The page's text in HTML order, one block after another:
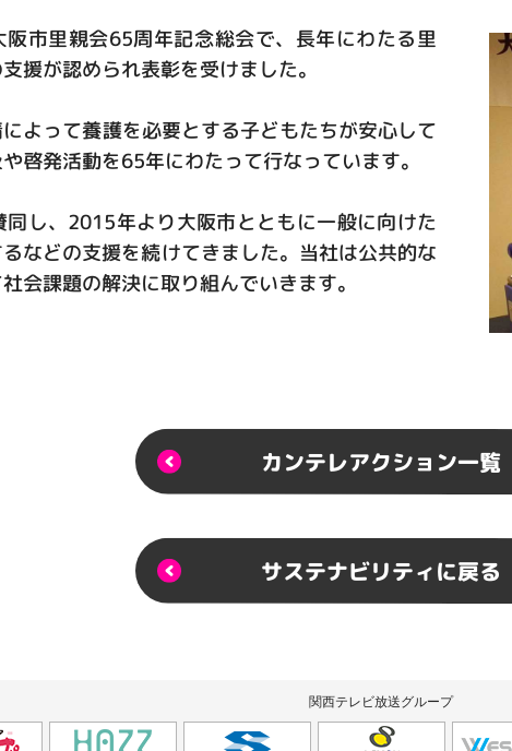
市里親会65周年記念総会で、長年にわたる里
援が認められ表彰を受けました。
よって養護を必要とする子どもたちが安心して
啓発活動を65年にわたって行なっています。
し、2015年より大阪市とともに一般に向けた
などの支援を続けてきました。当社は公共的な
会課題の解決に取り組んでいきます。
カンテレアクション一覧
サステナビリティに戻る
関西テレビ放送グループ